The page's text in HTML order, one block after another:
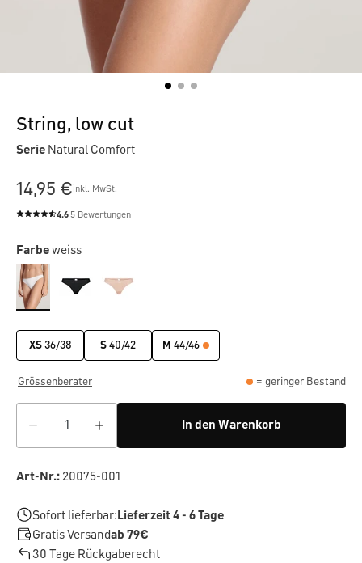
String, low cut
Serie Natural Comfort
14,95 €inkl. MwSt.
Durchschnittliche Bewertung von 4.6 von 5 Sternen
4.65 Bewertungen
Farbeweiss
XS36/38 S 40/42 M 44/46
Grössenberater = geringer Bestand
In den Warenkorb
Art-Nr.:20075-001
Sofort lieferbar:Lieferzeit 4 - 6 Tage
Gratis Versandab 79€
30 Tage Rückgaberecht